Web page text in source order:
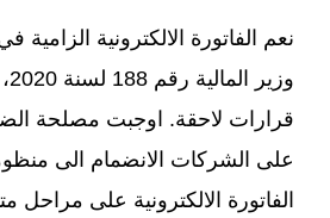
نعم الفاتورة الالكترونية
قرارات لاحقة. اوجبت مصلحة
على الشركات الانضمام الى
الفاتورة الالكترونية على مراحل